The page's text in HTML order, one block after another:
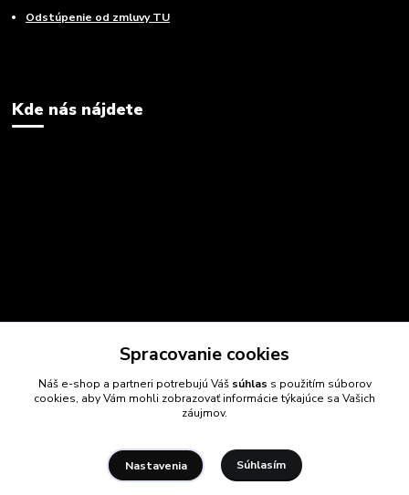
Odstúpenie od zmluvy TU
Kde nás nájdete
Spracovanie cookies
Náš e-shop a partneri potrebujú Váš súhlas s použitím súborov
cookies, aby Vám mohli zobrazovať informácie týkajúce sa Vašich
záujmov.
Nastavenia Súhlasím